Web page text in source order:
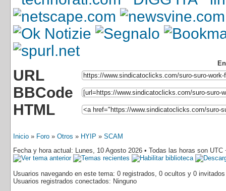
URL
BBCode
HTML
Inicio » Foro » Otros » HYIP » SCAM
Fecha y hora actual: Lunes, 10 Agosto 2026 • Todas las horas son UTC
Usuarios navegando en este tema: 0 registrados, 0 ocultos y 0 invitados
Usuarios registrados conectados: Ninguno